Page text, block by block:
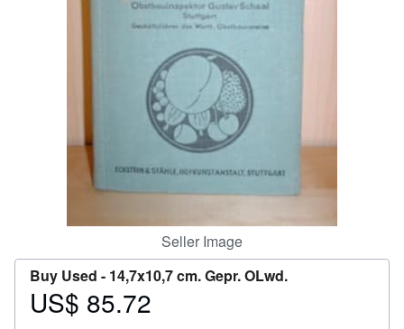
Seller Image
Buy Used - 14,7x10,7 cm. Gepr. OLwd.
Price
US$ 85.72